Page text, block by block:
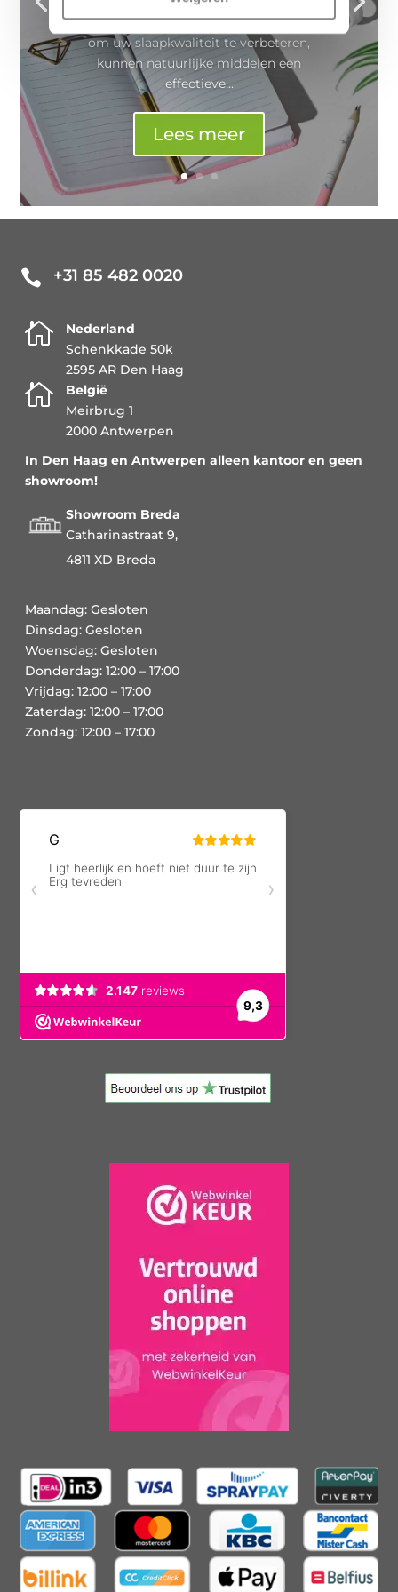
Wanneer u op zoek bent naar manieren
om uw slaapkwaliteit te verbeteren,
kunnen natuurlijke middelen een
effectieve...
Lees meer
 +31 85 482 0020

Nederland
Schenkkade 50k
2595 AR Den Haag

België
Meirbrug 1
2000 Antwerpen
In Den Haag en Antwerpen alleen kantoor en geen
showroom!
Showroom Breda
Catharinastraat 9,
4811 XD Breda
Maandag: Gesloten
Dinsdag: Gesloten
Woensdag: Gesloten
Donderdag: 12:00 – 17:00
Vrijdag: 12:00 – 17:00
Zaterdag: 12:00 – 17:00
Zondag: 12:00 – 17:00